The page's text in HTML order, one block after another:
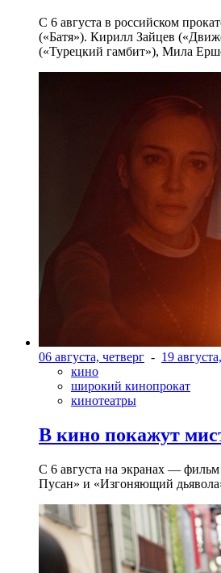
С 6 августа в российском
(«Батя»). Кирилл Зайцев
(«Турецкий гамбит»), Мила
06 августа, четверг - 19
кино
широкий кинопрокат
кинотеатры
В кино покажут
С 6 августа на экранах —
Пусан» и «Изгоняющий